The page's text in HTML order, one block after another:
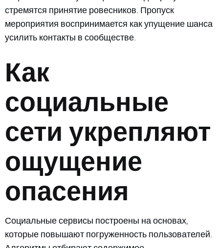
стремятся принятие ровесников. Пропуск
мероприятия воспринимается как упущение шанса
усилить контакты в сообществе.
Как
социальные
сети укрепляют
ощущение
опасения
Социальные сервисы построены на основах,
которые повышают погруженность пользователей.